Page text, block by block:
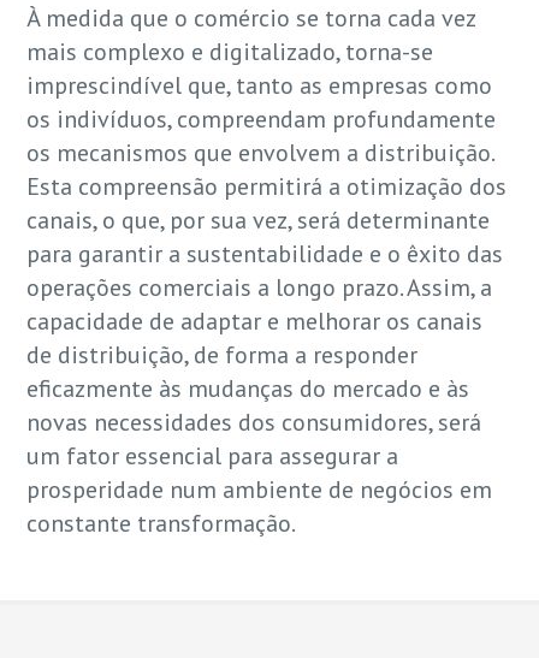
À medida que o comércio se torna cada vez
mais complexo e digitalizado, torna-se
imprescindível que, tanto as empresas como
os indivíduos, compreendam profundamente
os mecanismos que envolvem a distribuição.
Esta compreensão permitirá a otimização dos
canais, o que, por sua vez, será determinante
para garantir a sustentabilidade e o êxito das
operações comerciais a longo prazo. Assim, a
capacidade de adaptar e melhorar os canais
de distribuição, de forma a responder
eficazmente às mudanças do mercado e às
novas necessidades dos consumidores, será
um fator essencial para assegurar a
prosperidade num ambiente de negócios em
constante transformação.